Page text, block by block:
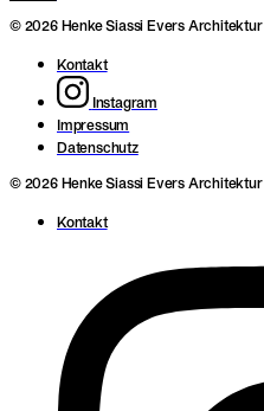
© 2026 Henke Siassi Evers Architektur
Kontakt
Instagram
Impressum
Datenschutz
© 2026 Henke Siassi Evers Architektur
Kontakt